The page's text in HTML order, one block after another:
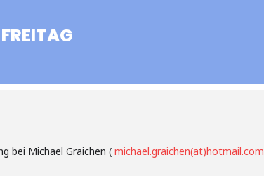
bei Michael Graichen ( michael.graichen(at)hotmail.com